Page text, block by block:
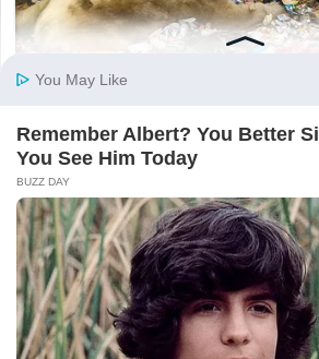
ĐƯỢC YÊU THÍCH
Vì sao tài xế xe